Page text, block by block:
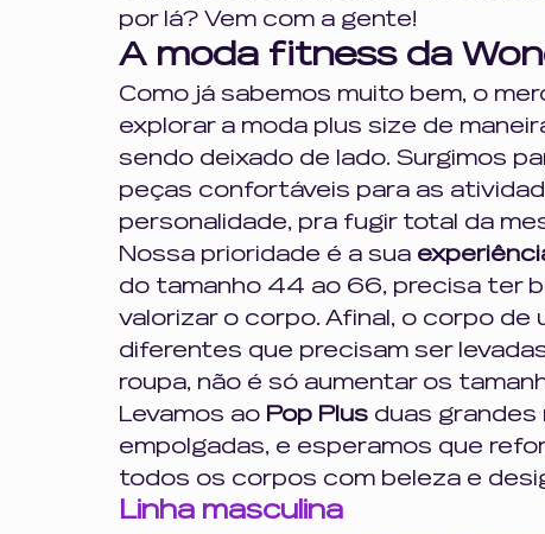
por lá? Vem com a gente!
A moda fitness da
Como já sabemos muito bem, o
explorar a moda plus size de
sendo deixado de lado. Surgimos
peças confortáveis para as
personalidade, pra fugir total da
Nossa prioridade é a sua
do tamanho 44 ao 66, precisa ter
valorizar o corpo. Afinal, o corpo
diferentes que precisam ser
roupa, não é só aumentar os
Levamos ao Pop Plus duas grandes
empolgadas, e esperamos que
todos os corpos com beleza e
Linha masculina